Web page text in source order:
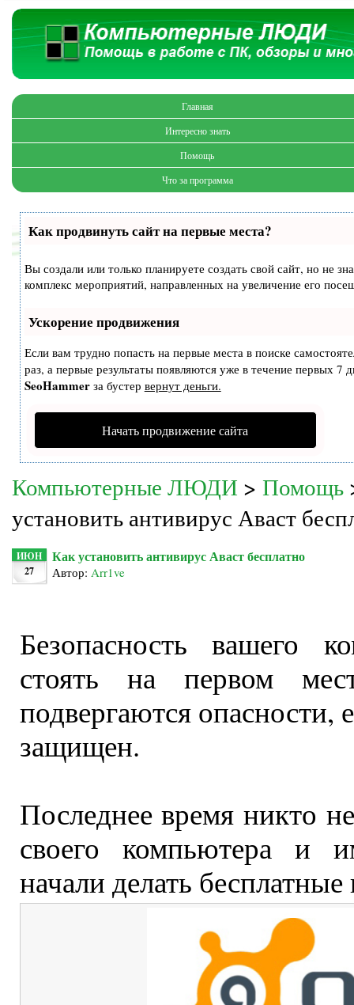
Главная
Интересно знать
Помощь
Что за программа
Как продвинуть сайт на первые места?
Вы создали или только планируете создать свой сайт, но не
комплекс мероприятий, направленных на увеличение его
Ускорение продвижения
Если вам трудно попасть на первые места в поиске
раз, а первые результаты появляются уже в течение первых
SeoHammerза бустер вернут деньги.
Начать продвижение сайта
Компьютерные ЛЮДИ > Помощь
установить антивирус Аваст
ИЮН
27
Как установить антивирус Аваст бесплатно
Автор: Arr1ve
Безопасность вашего
стоять на первом
подвергаются
защищен.
Последнее время никто
своего компьютера и
начали делать